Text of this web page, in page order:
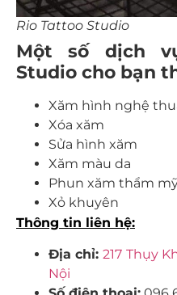
Rio Tattoo Studio
Một số dịch
Studio cho bạn
Xăm hình nghệ
Xóa xăm
Sửa hình xăm
Xăm màu da
Phun xăm thẩm
Xỏ khuyên
Thông tin liên hệ:
Địa chỉ:217 Thụy
Nội